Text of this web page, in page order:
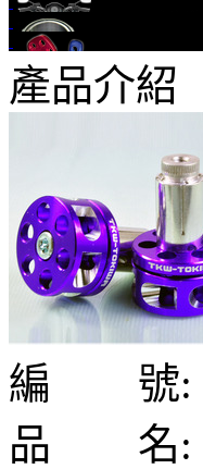
產品介紹
編 號:
品 名: